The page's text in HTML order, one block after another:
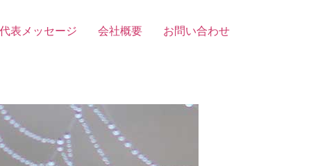
代表メッセージ 会社概要 お問い合わせ